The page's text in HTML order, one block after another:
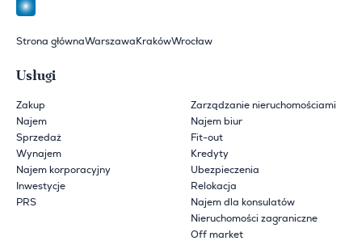
Strona głównaWarszawa KrakówWrocław
Usługi
Zakup
Najem
Sprzedaż
Wynajem
Najem korporacyjny
Inwestycje
PRS
Zarządzanie nieruchomościami
Najem biur
Fit-out
Kredyty
Ubezpieczenia
Relokacja
Najem dla konsulatów
Nieruchomości zagraniczne
Off market